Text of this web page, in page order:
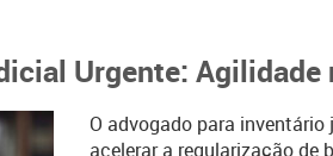
Urgente: Agilidade
O advogado para
acelerar a regularização de